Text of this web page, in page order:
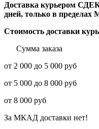
Доставка курьером
дней, только в пределах
Стоимость доставки
Сумма заказа
от 2 000 до 5 000
от 5 000 до 8 000
от 8 000
За МКАД доставки нет!